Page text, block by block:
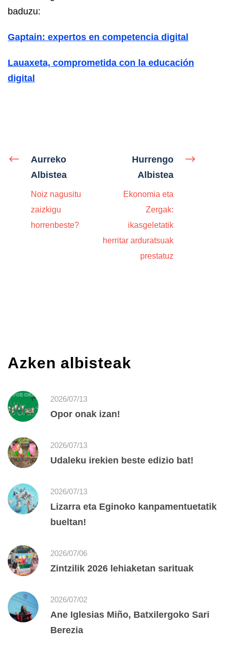
baduzu:
Gaptain: expertos en competencia digital
Lauaxeta, comprometida con la educación
digital
Aurreko
Albistea
Noiz nagusitu
zaizkigu
horrenbeste?
Hurrengo
Albistea
Ekonomia eta
Zergak:
ikasgeletatik
herritar arduratsuak
prestatuz
Azken albisteak
2026/07/13
Opor onak izan!
2026/07/13
Udaleku irekien beste edizio bat!
2026/07/13
Lizarra eta Eginoko kanpamentuetatik
bueltan!
2026/07/06
Zintzilik 2026 lehiaketan sarituak
2026/07/02
Ane Iglesias Miño, Batxilergoko Sari
Berezia